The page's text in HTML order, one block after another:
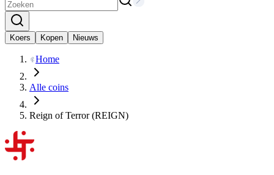
Koers Kopen Nieuws
Home
Alle coins
Reign of Terror (REIGN)